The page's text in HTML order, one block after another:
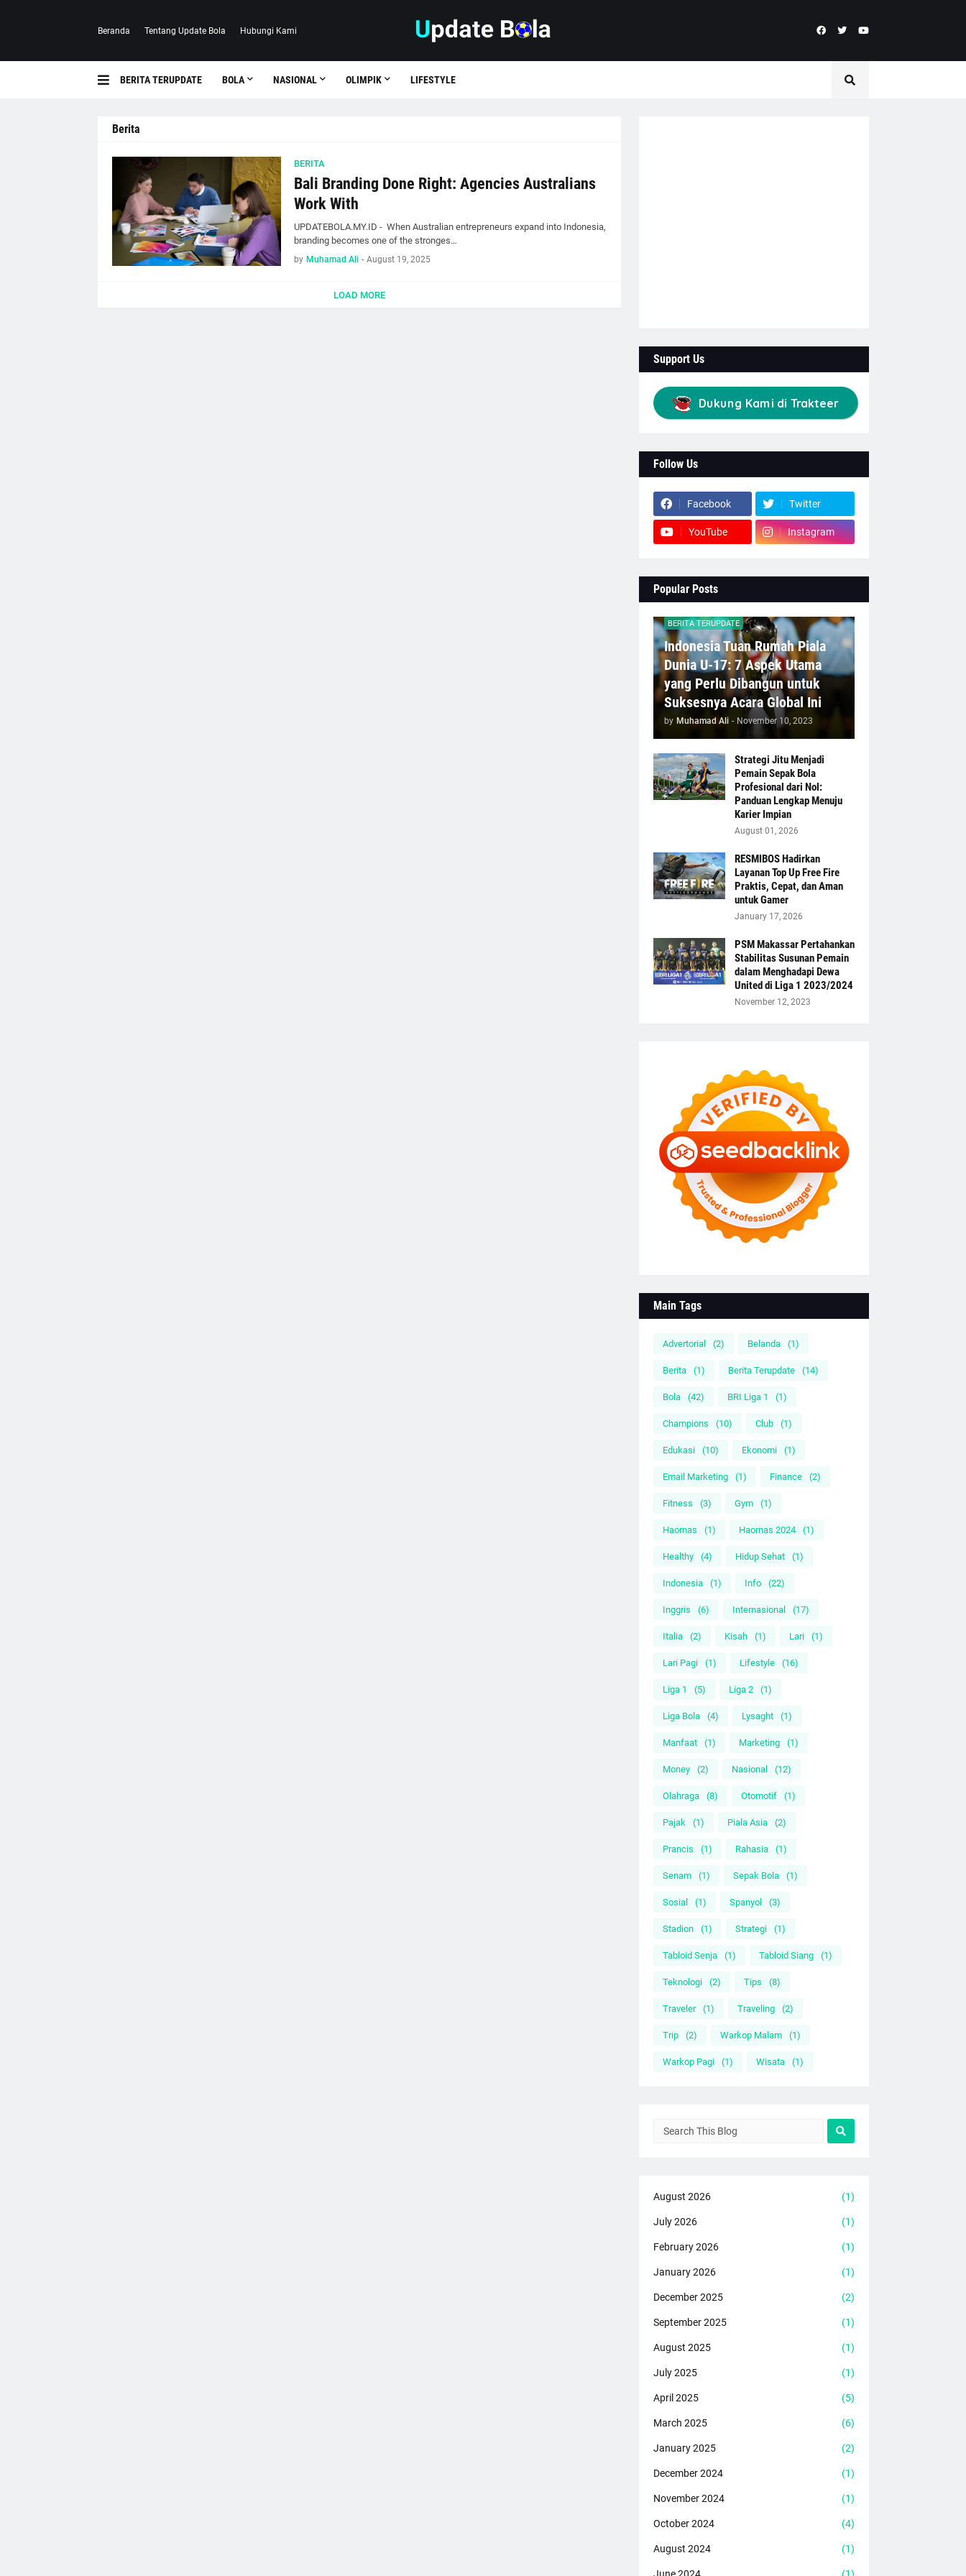
Beranda Tentang Update Bola Hubungi Kami
BERITA TERUPDATE BOLA NASIONAL OLIMPIK LIFESTYLE
Berita
BERITA
Bali Branding Done Right: Agencies Australians
Work With
UPDATEBOLA.MY.ID - When Australian entrepreneurs expand into Indonesia,
branding becomes one of the stronges…
by Muhamad Ali - August 19, 2025
LOAD MORE
Support Us
Dukung Kami di Trakteer
Follow Us
Facebook Twitter
YouTube Instagram
Popular Posts
BERITA TERUPDATE
Indonesia Tuan Rumah Piala
Dunia U-17: 7 Aspek Utama
yang Perlu Dibangun untuk
Suksesnya Acara Global Ini
by Muhamad Ali - November 10, 2023
Strategi Jitu Menjadi
Pemain Sepak Bola
Profesional dari Nol:
Panduan Lengkap Menuju
Karier Impian
August 01, 2026
RESMIBOS Hadirkan
Layanan Top Up Free Fire
Praktis, Cepat, dan Aman
untuk Gamer
January 17, 2026
PSM Makassar Pertahankan
Stabilitas Susunan Pemain
dalam Menghadapi Dewa
United di Liga 1 2023/2024
November 12, 2023
Main Tags
Advertorial (2) Belanda (1)
Berita (1) Berita Terupdate (14)
Bola (42) BRI Liga 1 (1)
Champions (10) Club (1)
Edukasi (10) Ekonomi (1)
Email Marketing (1) Finance (2)
Fitness (3) Gym (1)
Haornas (1) Haornas 2024 (1)
Healthy (4) Hidup Sehat (1)
Indonesia (1) Info (22)
Inggris (6) Internasional (17)
Italia (2) Kisah (1) Lari (1)
Lari Pagi (1) Lifestyle (16)
Liga 1 (5) Liga 2 (1)
Liga Bola (4) Lysaght (1)
Manfaat (1) Marketing (1)
Money (2) Nasional (12)
Olahraga (8) Otomotif (1)
Pajak (1) Piala Asia (2)
Prancis (1) Rahasia (1)
Senam (1) Sepak Bola (1)
Sosial (1) Spanyol (3)
Stadion (1) Strategi (1)
Tabloid Senja (1) Tabloid Siang (1)
Teknologi (2) Tips (8)
Traveler (1) Traveling (2)
Trip (2) Warkop Malam (1)
Warkop Pagi (1) Wisata (1)
August 2026 (1)
July 2026 (1)
February 2026 (1)
January 2026 (1)
December 2025 (2)
September 2025 (1)
August 2025 (1)
July 2025 (1)
April 2025 (5)
March 2025 (6)
January 2025 (2)
December 2024 (1)
November 2024 (1)
October 2024 (4)
August 2024 (1)